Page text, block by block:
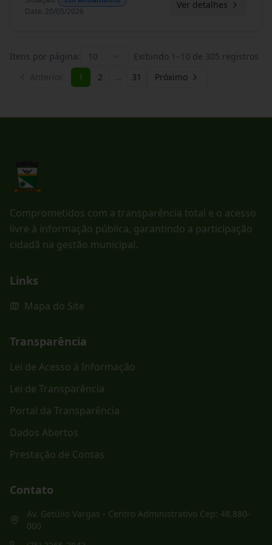
Data: 20/05/2026
Ver detalhes
Itens por página: 10 Exibindo 1 –10 de 305 registros
1 2 … 31 Próximo
Comprometidos com a transparência total e o acesso
livre à informação pública, garantindo a participação
cidadã na gestão municipal.
Links
Mapa do Site
Transparência
Lei de Acesso à Informação
Lei de Transparência
Portal da Transparência
Dados Abertos
Prestação de Contas
Contato
Av. Getúlio Vargas - Centro Administrativo Cep: 48.880-
000